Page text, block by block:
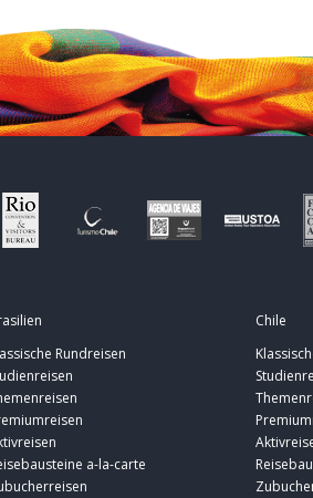
Rundreisen
a-la-carte
Chile